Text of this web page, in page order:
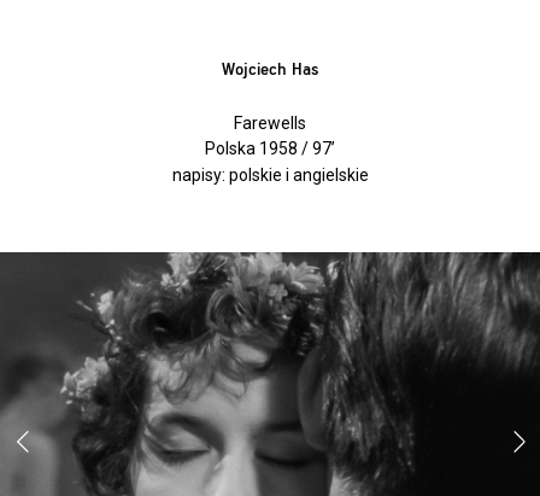
Wojciech Has
Farewells
Polska 1958 / 97’
napisy: polskie i angielskie